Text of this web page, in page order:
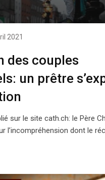
2021
des couples
un prêtre
sur le site cath.ch: le Père
l’incompréhension dont le